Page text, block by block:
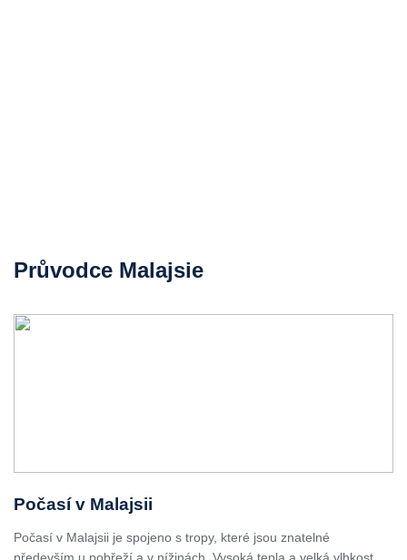
Průvodce Malajsie
Počasí v Malajsii
Počasí v Malajsii je spojeno s tropy, které jsou znatelné
především u pobřeží a v nížinách. Vysoká tepla a velká vlhkost,